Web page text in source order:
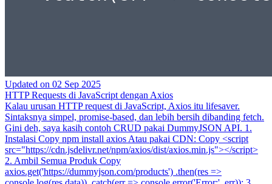
Updated on 02 Sep 2025
HTTP Requests di JavaScript dengan Axios
Kalau urusan HTTP request di JavaScript, Axios itu lifesaver.
Sintaksnya simpel, promise-based, dan lebih bersih dibanding fetch.
Gini deh, saya kasih contoh CRUD pakai DummyJSON API. 1.
Instalasi Copy npm install axios Atau pakai CDN: Copy <script
src="https://cdn.jsdelivr.net/npm/axios/dist/axios.min.js"></script>
2. Ambil Semua Produk Copy
axios.get('https://dummyjson.com/products') .then(res =>